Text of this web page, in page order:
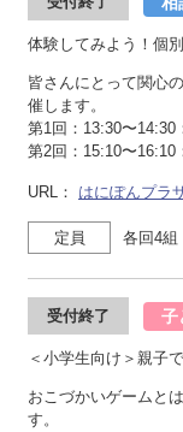
体験してみよう！個
皆さんにとって関心
催します。
第1回：13:30〜14:30
第2回：15:10〜16:10
URL： はにぽんプラ
定員 各回4組
受付終了 子
＜小学生向け＞親子
おこづかいゲームと
す。